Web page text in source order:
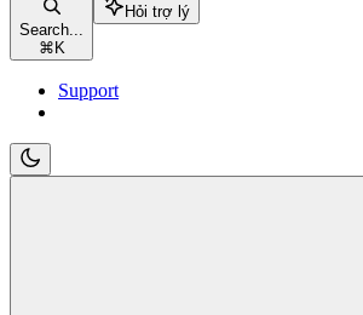
Search...
⌘ K
Hỏi trợ lý
Support